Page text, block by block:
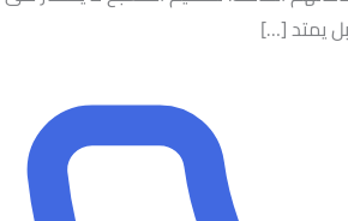
يمتد […]